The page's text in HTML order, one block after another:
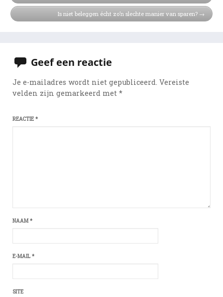
Is niet beleggen écht zo’n slechte manier van sparen?
Geef een reactie
Je e-mailadres wordt niet gepubliceerd. Vereiste
velden zijn gemarkeerd met*
REACTIE*
NAAM*
E-MAIL*
SITE